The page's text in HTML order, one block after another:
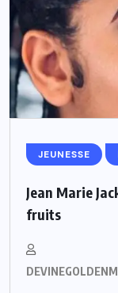
JEUNESSE
Jean Marie
fruits